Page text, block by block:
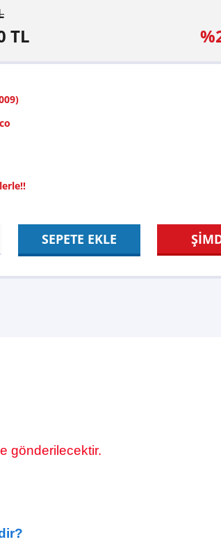
TL
SEPETE EKLE
gönderilecektir.